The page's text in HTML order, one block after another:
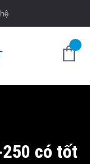
250 có tốt